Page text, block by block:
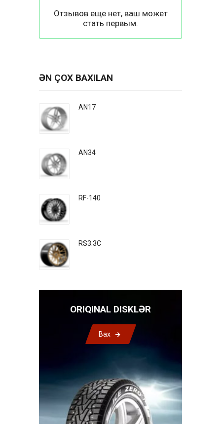
Отзывов еще нет, ваш может
стать первым.
ƏN ÇOX BAXILAN
AN17
AN34
RF-140
RS3.3C
ORIQINAL DISKLƏR
Bax